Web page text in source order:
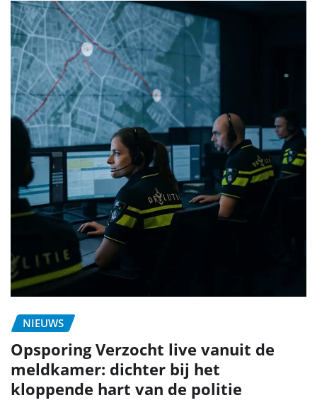
NIEUWS
Opsporing Verzocht live vanuit de
meldkamer: dichter bij het
kloppende hart van de politie